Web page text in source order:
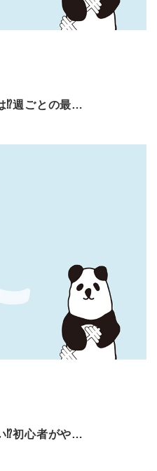
⁉週ごとの最…
⁉初心者がや…